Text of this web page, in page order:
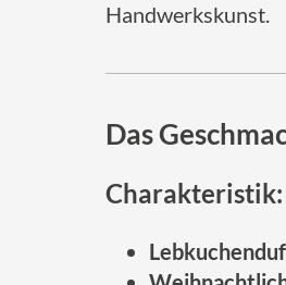
Handwerkskunst.
Das
Charakteristik: